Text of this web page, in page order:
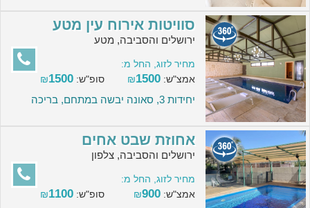
סוויטות אירוח עין מטע
ירושלים והסביבה, מטע
מחיר לזוג, החל מ:
אמצ"ש:
₪1500 סופ"ש: ₪1500
יחידות 3, סאונה יבשה במתחם, בריכה
אחוזת שבט אחים
ירושלים והסביבה, צלפון
מחיר לזוג, החל מ:
אמצ"ש:
₪900 סופ"ש: ₪1100